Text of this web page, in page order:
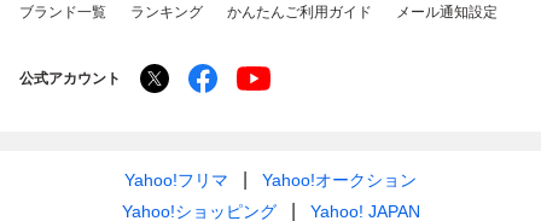
ブランド一覧 ランキング かんたんご利用ガイド メール通知設定
公式アカウント
Yahoo!フリマ
Yahoo!オークション
Yahoo!ショッピング
Yahoo! JAPAN